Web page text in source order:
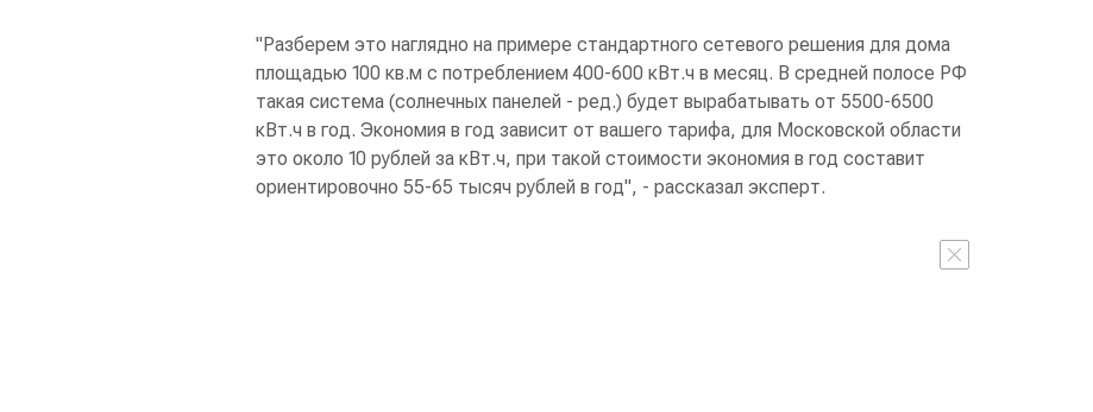
"Разберем это наглядно на примере стандартного сетевого решения для дома
площадью 100 кв.м с потреблением 400-600 кВт.ч в месяц. В средней полосе РФ
такая система (солнечных панелей - ред.) будет вырабатывать от 5500-6500
кВт.ч в год. Экономия в год зависит от вашего тарифа, для Московской области
это около 10 рублей за кВт.ч, при такой стоимости экономия в год составит
ориентировочно 55-65 тысяч рублей в год", - рассказал эксперт.